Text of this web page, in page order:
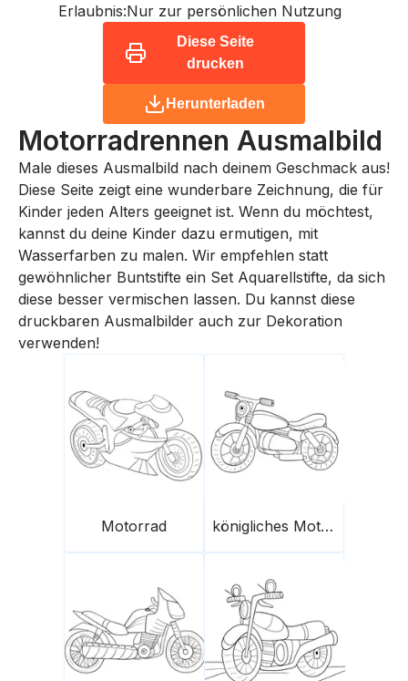
Erlaubnis:Nur zur persönlichen Nutzung
Diese Seite
drucken
Herunterladen
Motorradrennen Ausmalbild
Male dieses Ausmalbild nach deinem Geschmack aus!
Diese Seite zeigt eine wunderbare Zeichnung, die für
Kinder jeden Alters geeignet ist. Wenn du möchtest,
kannst du deine Kinder dazu ermutigen, mit
Wasserfarben zu malen. Wir empfehlen statt
gewöhnlicher Buntstifte ein Set Aquarellstifte, da sich
diese besser vermischen lassen. Du kannst diese
druckbaren Ausmalbilder auch zur Dekoration
verwenden!
Motorrad königliches Motorrad